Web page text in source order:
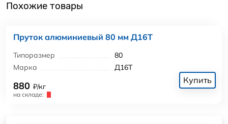
Похожие товары
Пруток алюминиевый 80 мм Д16Т
Типоразмер
80
Марка
Д16Т
880 ₽/кг
на складе:
Купить